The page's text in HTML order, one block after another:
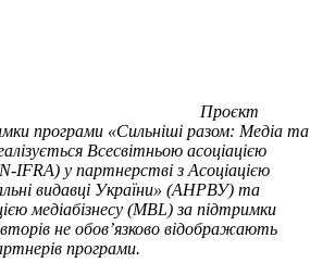
Проєкт
програми «Сильніші разом: Медіа та
Всесвітньою асоціацією
IFRA) у партнерстві з Асоціацією
видавці України» (АНРВУ) та
медіабізнесу (MBL) за підтримки
не обов’язково відображають
програми.